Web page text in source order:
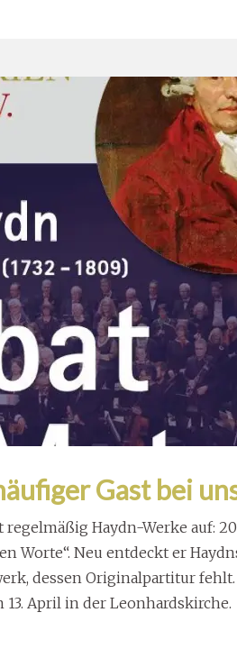
Gast bei
Haydn-Werke auf:
Worte“. Neu entdeckt er
dessen Originalpartitur
April in der Leonhardskirche.